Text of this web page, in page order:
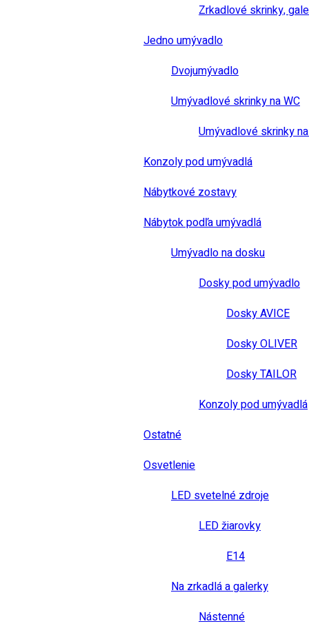
Zrkadlové skrinky,
Jedno umývadlo
Dvojumývadlo
Umývadlové skrinky na WC
Umývadlové skrinky
Konzoly pod umývadlá
Nábytkové zostavy
Nábytok podľa umývadlá
Umývadlo na dosku
Dosky pod umývadlo
Dosky AVICE
Dosky OLIVER
Dosky TAILOR
Konzoly pod umývadlá
Ostatné
Osvetlenie
LED svetelné zdroje
LED žiarovky
E14
Na zrkadlá a galerky
Nástenné